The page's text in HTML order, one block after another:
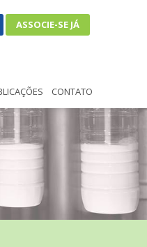
ASSOCIE-SE JÁ
CONTATO